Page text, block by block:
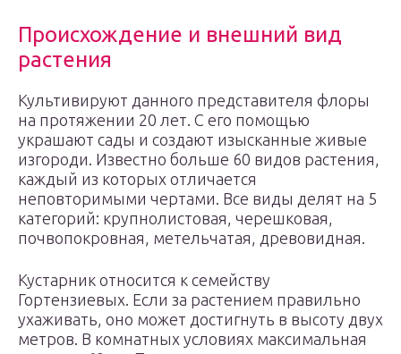
Происхождение и внешний вид
растения
Культивируют данного представителя флоры
на протяжении 20 лет. С его помощью
украшают сады и создают изысканные живые
изгороди. Известно больше 60 видов растения,
каждый из которых отличается
неповторимыми чертами. Все виды делят на 5
категорий: крупнолистовая, черешковая,
почвопокровная, метельчатая, древовидная.
Кустарник относится к семейству
Гортензиевых. Если за растением правильно
ухаживать, оно может достигнуть в высоту двух
метров. В комнатных условиях максимальная